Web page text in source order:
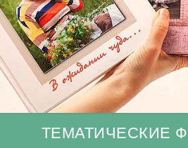
ТЕМАТИЧЕСКИЕ